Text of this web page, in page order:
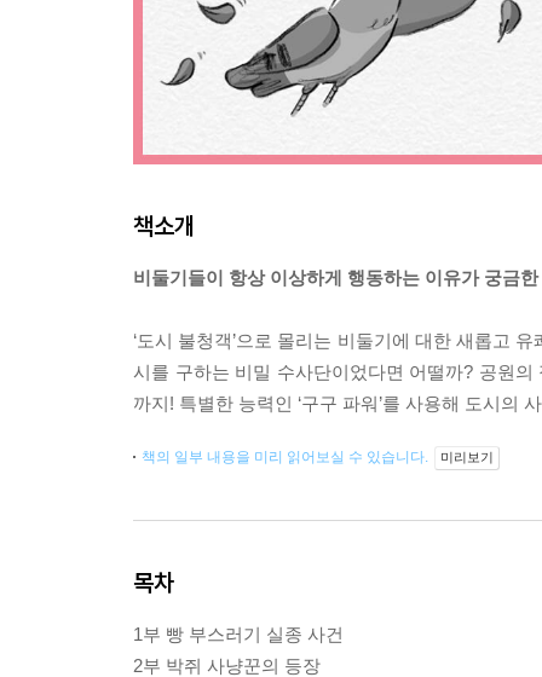
책소개
비둘기들이 항상 이상하게 행동하는 이유가 궁금
‘도시 불청객’으로 몰리는 비둘기에 대한 새롭고
시를 구하는 비밀 수사단이었다면 어떨까? 공원
까지! 특별한 능력인 ‘구구 파워’를 사용해 도시의
책의 일부 내용을 미리 읽어보실 수 있습니다. 미리보기
목차
1부 빵 부스러기 실종 사건
2부 박쥐 사냥꾼의 등장